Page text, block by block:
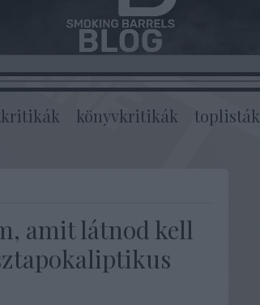
könyvkritikák toplisták
amit látnod kell